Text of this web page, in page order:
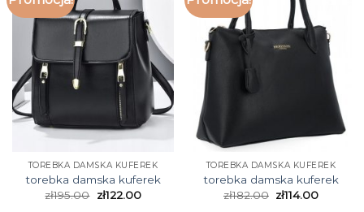
TOREBKA DAMSKA KUFEREK
torebka damska kuferek
zł195.00 zł122.00
TOREBKA DAMSKA KUFEREK
torebka damska kuferek
zł182.00 zł114.00